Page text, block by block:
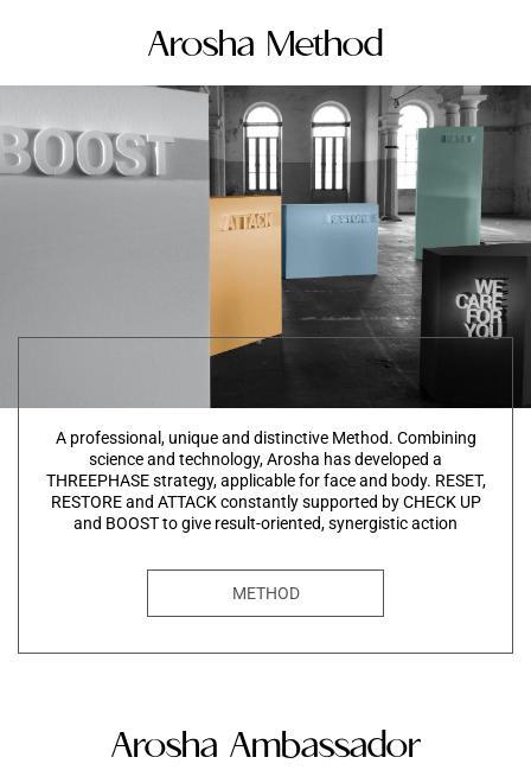
Arosha Method
A professional, unique and distinctive Method. Combining
science and technology, Arosha has developed a
THREEPHASE strategy, applicable for face and body. RESET,
RESTORE and ATTACK constantly supported by CHECK UP
and BOOST to give result-oriented, synergistic action
METHOD
Arosha Ambassador